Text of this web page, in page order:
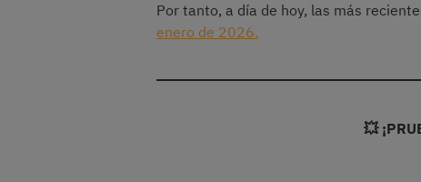
Por tanto, a día de hoy, las más
enero de 2026.
💥